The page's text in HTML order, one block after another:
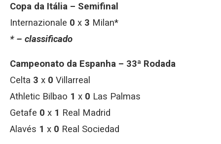
Copa da Itália – Semifinal
Internazionale 0 x 3 Milan*
* – classificado
Campeonato da Espanha – 33ª Rodada
Celta 3 x 0 Villarreal
Athletic Bilbao 1 x 0 Las Palmas
Getafe 0 x 1 Real Madrid
Alavés 1 x 0 Real Sociedad